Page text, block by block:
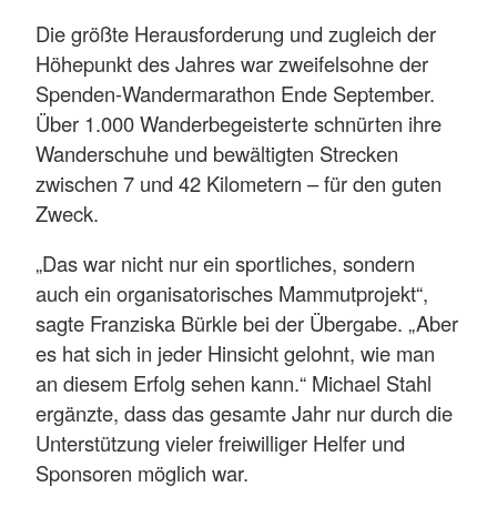
Die größte Herausforderung und zugleich der
Höhepunkt des Jahres war zweifelsohne der
Spenden-Wandermarathon Ende September.
Über 1.000 Wanderbegeisterte schnürten ihre
Wanderschuhe und bewältigten Strecken
zwischen 7 und 42 Kilometern – für den guten
Zweck.
„Das war nicht nur ein sportliches, sondern
auch ein organisatorisches Mammutprojekt“,
sagte Franziska Bürkle bei der Übergabe. „Aber
es hat sich in jeder Hinsicht gelohnt, wie man
an diesem Erfolg sehen kann.“ Michael Stahl
ergänzte, dass das gesamte Jahr nur durch die
Unterstützung vieler freiwilliger Helfer und
Sponsoren möglich war.